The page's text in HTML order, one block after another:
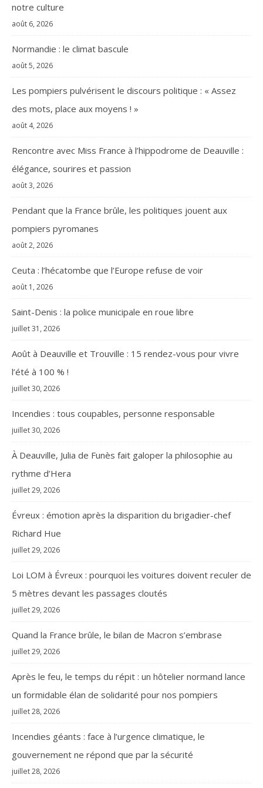
notre culture
août 6, 2026
Normandie : le climat bascule
août 5, 2026
Les pompiers pulvérisent le discours politique : « Assez
des mots, place aux moyens ! »
août 4, 2026
Rencontre avec Miss France à l’hippodrome de Deauville :
élégance, sourires et passion
août 3, 2026
Pendant que la France brûle, les politiques jouent aux
pompiers pyromanes
août 2, 2026
Ceuta : l’hécatombe que l’Europe refuse de voir
août 1, 2026
Saint-Denis : la police municipale en roue libre
juillet 31, 2026
Août à Deauville et Trouville : 15 rendez-vous pour vivre
l’été à 100 % !
juillet 30, 2026
Incendies : tous coupables, personne responsable
juillet 30, 2026
À Deauville, Julia de Funès fait galoper la philosophie au
rythme d’Hera
juillet 29, 2026
Évreux : émotion après la disparition du brigadier-chef
Richard Hue
juillet 29, 2026
Loi LOM à Évreux : pourquoi les voitures doivent reculer de
5 mètres devant les passages cloutés
juillet 29, 2026
Quand la France brûle, le bilan de Macron s’embrase
juillet 29, 2026
Après le feu, le temps du répit : un hôtelier normand lance
un formidable élan de solidarité pour nos pompiers
juillet 28, 2026
Incendies géants : face à l’urgence climatique, le
gouvernement ne répond que par la sécurité
juillet 28, 2026